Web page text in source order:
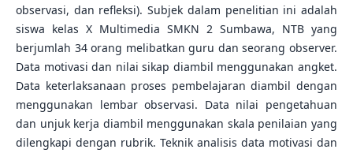
observasi, dan refleksi). Subjek dalam penelitian ini adalah
siswa kelas X Multimedia SMKN 2 Sumbawa, NTB yang
berjumlah 34 orang melibatkan guru dan seorang observer.
Data motivasi dan nilai sikap diambil menggunakan angket.
Data keterlaksanaan proses pembelajaran diambil dengan
menggunakan lembar observasi. Data nilai pengetahuan
dan unjuk kerja diambil menggunakan skala penilaian yang
dilengkapi dengan rubrik. Teknik analisis data motivasi dan